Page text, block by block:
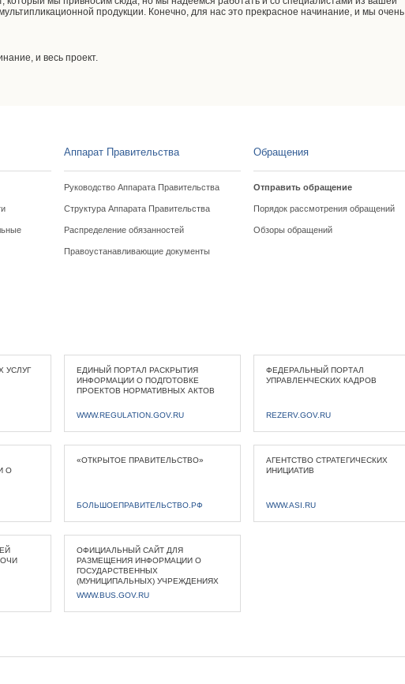
продукции. Конечно, для нас это прекрасное начинание, и мы очень
и весь проект.
Аппарат Правительства
Руководство Аппарата Правительства
Структура Аппарата Правительства
Распределение обязанностей
Правоустанавливающие документы
Обращения
Отправить обращение
Порядок рассмотрения обращений
Обзоры обращений
УСЛУГ
ЕДИНЫЙ ПОРТАЛ РАСКРЫТИЯ
ИНФОРМАЦИИ О ПОДГОТОВКЕ
ПРОЕКТОВ НОРМАТИВНЫХ АКТОВ
WWW.REGULATION.GOV.RU
ФЕДЕРАЛЬНЫЙ ПОРТАЛ
УПРАВЛЕНЧЕСКИХ КАДРОВ
REZERV.GOV.RU
О
«ОТКРЫТОЕ ПРАВИТЕЛЬСТВО»
БОЛЬШОЕПРАВИТЕЛЬСТВО.РФ
АГЕНТСТВО СТРАТЕГИЧЕСКИХ
ИНИЦИАТИВ
WWW.ASI.RU
ОФИЦИАЛЬНЫЙ САЙТ ДЛЯ
РАЗМЕЩЕНИЯ ИНФОРМАЦИИ О
ГОСУДАРСТВЕННЫХ
(МУНИЦИПАЛЬНЫХ) УЧРЕЖДЕНИЯХ
WWW.BUS.GOV.RU